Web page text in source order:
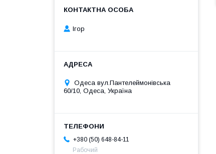
Ігор
Одеса вул.Пантелеймонівська
60/10, Одеса, Україна
+380 (50) 648-84-11
Рабочий